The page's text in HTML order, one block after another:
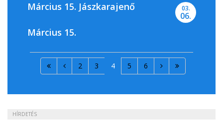
Március 15. Jászkarajenő 03.
06.
Március 15.
2 3 4 5 6
HÍRDETÉS